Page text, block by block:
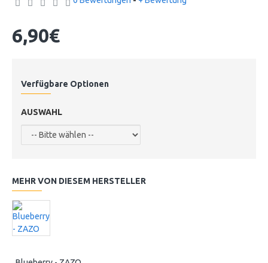
6,90€
Verfügbare Optionen
AUSWAHL
MEHR VON DIESEM HERSTELLER